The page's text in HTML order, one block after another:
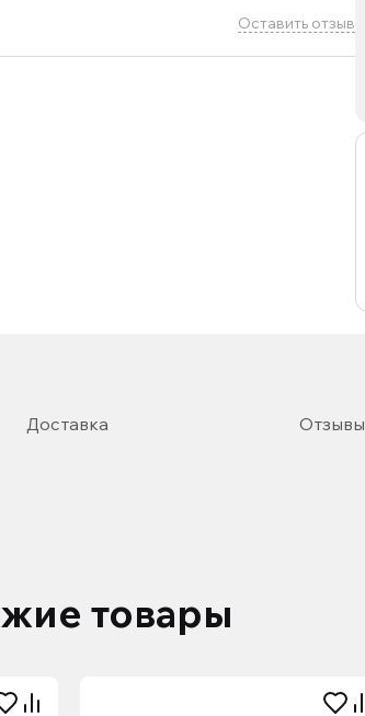
Оставить отзыв
Доставка Отзывы
товары